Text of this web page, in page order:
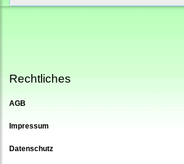
Rechtliches
AGB
Impressum
Datenschutz